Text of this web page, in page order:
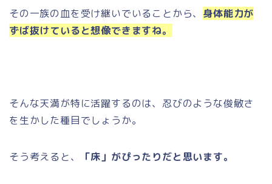
その一族の血を受け継いでいることから、 身体能力が
ずば抜けていると想像できますね。
そんな天満が特に活躍するのは、忍びのような俊敏さ
を生かした種目でしょうか。
そう考えると、 「床」がぴったりだと思います。